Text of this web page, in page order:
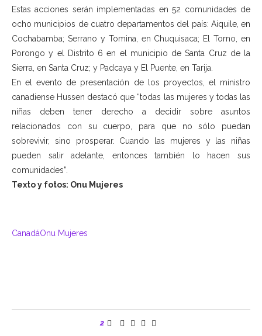
Estas acciones serán implementadas en 52 comunidades de
ocho municipios de cuatro departamentos del país: Aiquile, en
Cochabamba; Serrano y Tomina, en Chuquisaca; El Torno, en
Porongo y el Distrito 6 en el municipio de Santa Cruz de la
Sierra, en Santa Cruz; y Padcaya y El Puente, en Tarija.
En el evento de presentación de los proyectos, el ministro
canadiense Hussen destacó que “todas las mujeres y todas las
niñas deben tener derecho a decidir sobre asuntos
relacionados con su cuerpo, para que no sólo puedan
sobrevivir, sino prosperar. Cuando las mujeres y las niñas
pueden salir adelante, entonces también lo hacen sus
comunidades”.
Texto y fotos: Onu Mujeres
CanadáOnu Mujeres
2